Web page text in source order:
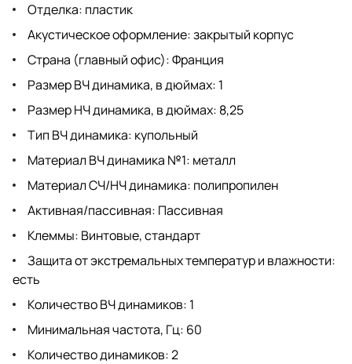
Отделка: пластик
Акустическое оформление: закрытый корпус
Страна (главный офис): Франция
Размер ВЧ динамика, в дюймах: 1
Размер НЧ динамика, в дюймах: 8,25
Тип ВЧ динамика: купольный
Материал ВЧ динамика №1: металл
Материал СЧ/НЧ динамика: полипропилен
Активная/пассивная: Пассивная
Клеммы: Винтовые, стандарт
Защита от экстремальных температур и влажности:
есть
Количество ВЧ динамиков: 1
Минимальная частота, Гц: 60
Количество динамиков: 2